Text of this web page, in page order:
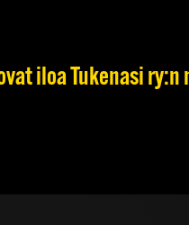
iloa Tukenasi